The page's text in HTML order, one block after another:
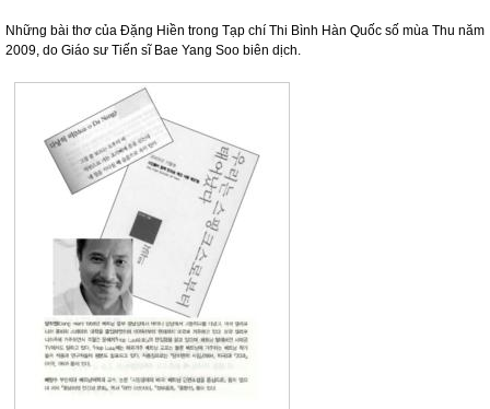
Những bài thơ của Đặng Hiền trong Tạp chí Thi Bình Hàn Quốc số mùa Thu năm
2009, do Giáo sư Tiến sĩ Bae Yang Soo biên dịch.